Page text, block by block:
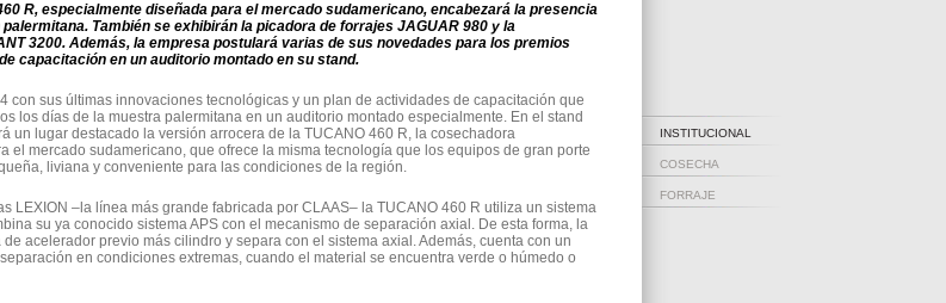
R, especialmente diseñada para el mercado sudamericano, encabezará la presencia
También se exhibirán la picadora de forrajes JAGUAR 980 y la
3200. Además, la empresa postulará varias de sus novedades para los premios
capacitación en un auditorio montado en su stand.
con sus últimas innovaciones tecnológicas y un plan de actividades de capacitación que
los días de la muestra palermitana en un auditorio montado especialmente. En el stand
un lugar destacado la versión arrocera de la TUCANO 460 R, la cosechadora
el mercado sudamericano, que ofrece la misma tecnología que los equipos de gran porte
liviana y conveniente para las condiciones de la región.
LEXION –la línea más grande fabricada por CLAAS– la TUCANO 460 R utiliza un sistema
su ya conocido sistema APS con el mecanismo de separación axial. De esta forma, la
acelerador previo más cilindro y separa con el sistema axial. Además, cuenta con un
en condiciones extremas, cuando el material se encuentra verde o húmedo o
INSTITUCIONAL
COSECHA
FORRAJE